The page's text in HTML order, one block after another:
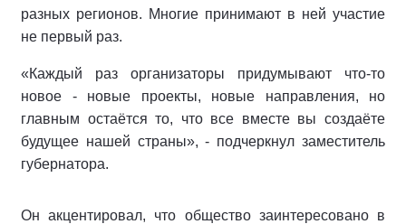
разных регионов. Многие принимают в ней участие
не первый раз.
«Каждый раз организаторы придумывают что-то
новое - новые проекты, новые направления, но
главным остаётся то, что все вместе вы создаёте
будущее нашей страны», - подчеркнул заместитель
губернатора.
Он акцентировал, что общество заинтересовано в